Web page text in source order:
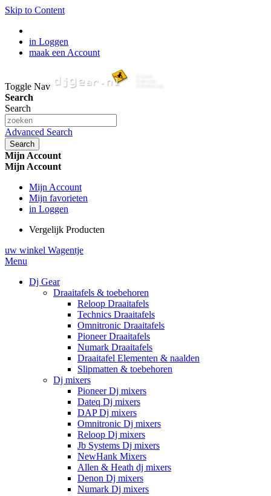
Skip to Content
in Loggen
maak een Account
Toggle Nav
Search
Search
Advanced Search
Search
Mijn Account
Mijn Account
Mijn Account
Mijn favorieten
in Loggen
Vergelijk Producten
uw winkel Wagentje
Menu
Dj Gear
Draaitafels & toebehoren
Reloop Draaitafels
Technics Draaitafels
Omnitronic Draaitafels
Pioneer Draaitafels
Numark Draaitafels
Draaitafel Elementen & naalden
Slipmatten & toebehoren
Dj mixers
Pioneer Dj mixers
Dateq Dj mixers
DAP Dj mixers
Omnitronic Dj mixers
Reloop Dj mixers
Jb Systems Dj mixers
NewHank Mixers
Allen & Heath dj mixers
Denon Dj mixers
Numark Dj mixers